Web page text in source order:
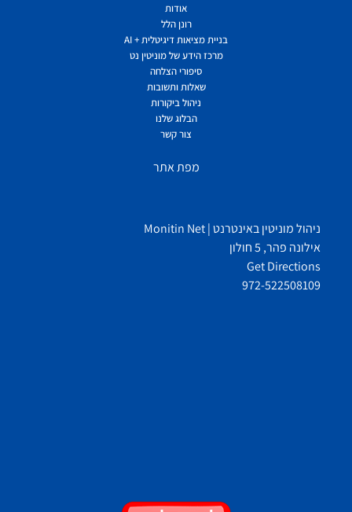
אודות
רונן הלל
בניית מציאות דיגיטלית + AI
מרכז הידע של מוניטין נט
סיפורי הצלחה
שאלות ותשובות
ניהול ביקורות
הבלוג שלנו
צור קשר
מפת אתר
ניהול מוניטין באינטרנט | Monitin Net
אילונה פהר, 5 חולון
Get Directions
972-522508109